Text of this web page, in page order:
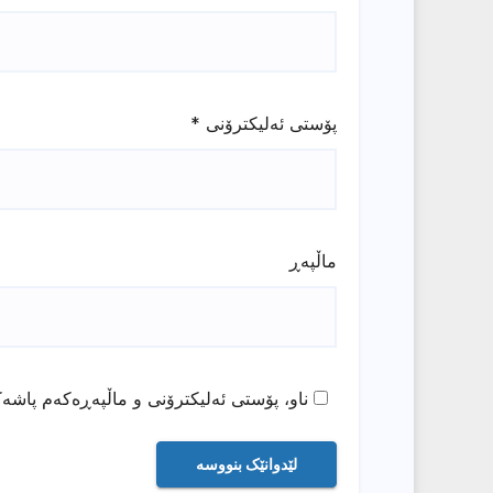
پۆستی ئەلیکترۆنی *
ماڵپه‌ڕ
ناو، پۆستی ئەلیکترۆنی و ماڵپەڕەکەم